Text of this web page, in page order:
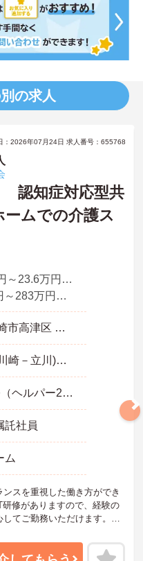
の求人
：2026年07月24日 求人番号：655768
認知症対応型共
ームでの介護ス
月収 21.4万円～23.6万円夜勤手当4回分込
年収 256万円～283万円程度
神奈川県 川崎市高津区 宇奈根637-6
ＪＲ南武線(川崎－立川)「久地駅」徒歩12分
■初任者研修（ヘルパー2級）、実務者研修（ヘルパー1級）、介護福祉士免許 ■介護経験半年以上
託社員
ム
スを重視した働き方ができ
修がありますので、経験の
てご勤務いただけます。ご